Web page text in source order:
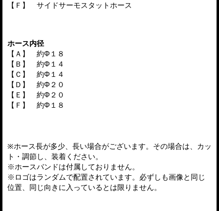
【Ｆ】 サイドサーモスタットホース
ホース内径
【Ａ】 約Φ１８
【Ｂ】 約Φ１４
【Ｃ】 約Φ１４
【Ｄ】 約Φ２０
【Ｅ】 約Φ２０
【Ｆ】 約Φ１８
※ホース長が多少、長い場合がございます。その場合は、カッ
ト・調節し、装着ください。
※ホースバンドは付属しておりません。
※ロゴはランダムで配置されています。必ずしも画像と同じ
位置、同じ向きに入っているとは限りません。